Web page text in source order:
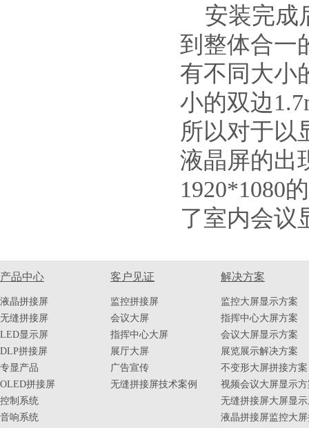
安装完成
到整体合一
有不同大小
小的双边
所以对于以
液晶屏的出
1920*1080
了室内会议
产品中心
液晶拼接屏
无缝拼接屏
LED显示屏
DLP拼接屏
专显产品
OLED拼接屏
控制系统
音响系统
客户见证
监控拼接屏
会议大屏
指挥中心大屏
展厅大屏
广告宣传
无缝拼接屏技术案例
解决方案
监控大屏显示方案
指挥中心大屏方案
会议大屏显示方案
展览展示解决方案
不变形大屏拼接方案
视频会议大屏显示
无缝拼接屏大屏显
液晶拼接屏监控大